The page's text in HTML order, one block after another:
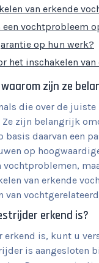
van erkende
vochtprobleem
op hun werk?
het inschakelen
zijn ze
die over de
zijn belangrijk
daarvan een
op
van erkende
erkend is?
is, kunt u
is aangesloten